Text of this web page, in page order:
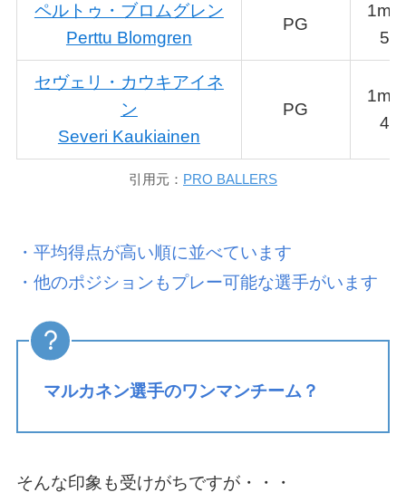
ペルトゥ・ブロムグレン
Perttu Blomgren
PG
1m9
5
セヴェリ・カウキアイネ
ン
Severi Kaukiainen
PG
1m8
4
引用元： PRO BALLERS
・平均得点が高い順に並べています
・他のポジションもプレー可能な選手がいます
マルカネン選手のワンマンチーム？
そんな印象も受けがちですが・・・